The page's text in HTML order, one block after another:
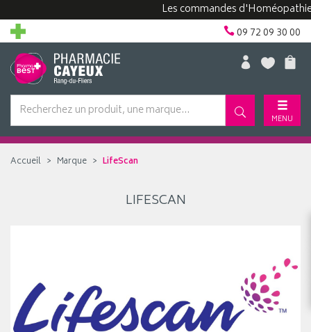
Les commandes
09 72 09 30 00
MENU
Accueil Marque LifeScan
LIFESCAN